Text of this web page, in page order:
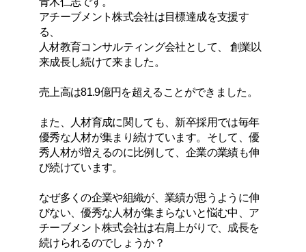
アチーブメント株式会社は目標達成を支援す
る、
人材教育コンサルティング会社として、
創業以
来成長し続けて来ました。
売上高は81.9億円を超えることができました。
また、人材育成に関しても、新卒採用では毎年
優秀な人材が集まり続けています。そして、優
秀人材が増えるのに比例して、企業の業績も伸
び続けています。
なぜ多くの企業や組織が、業績が思うように伸
びない、優秀な人材が集まらないと悩む中、ア
チーブメント株式会社は右肩上がりで、成長を
続けられるのでしょうか？